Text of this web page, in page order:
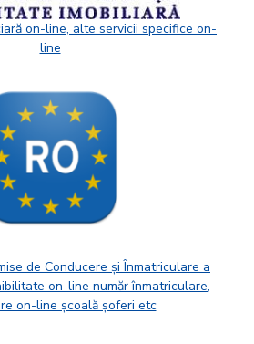
on-line, alte servicii specifice on-
line
de Conducere și Înmatriculare a
on-line număr înmatriculare,
on-line școală șoferi etc